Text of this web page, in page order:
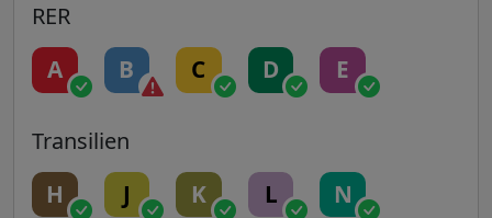
RER
A B C D E
Transilien
H J K L N